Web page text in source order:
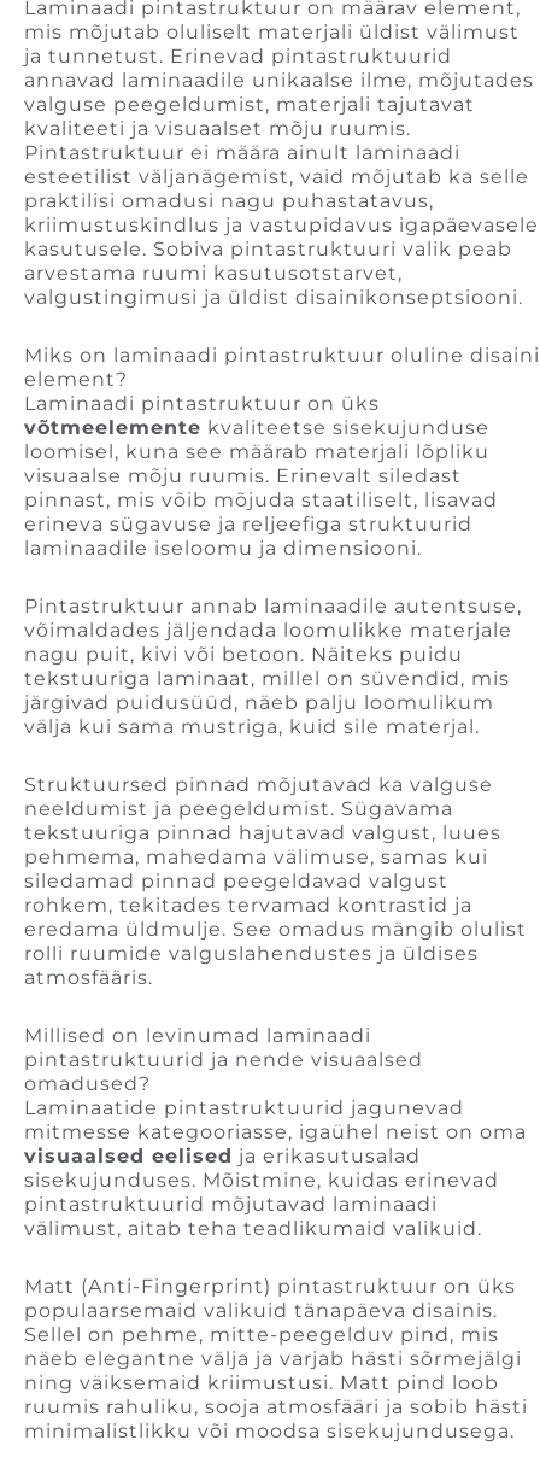
Laminaadi pintastruktuur on määrav element,
mis mõjutab oluliselt materjali üldist välimust
ja tunnetust. Erinevad pintastruktuurid
annavad laminaadile unikaalse ilme, mõjutades
valguse peegeldumist, materjali tajutavat
kvaliteeti ja visuaalset mõju ruumis.
Pintastruktuur ei määra ainult laminaadi
esteetilist väljanägemist, vaid mõjutab ka selle
praktilisi omadusi nagu puhastatavus,
kriimustuskindlus ja vastupidavus igapäevasele
kasutusele. Sobiva pintastruktuuri valik peab
arvestama ruumi kasutusotstarvet,
valgustingimusi ja üldist disainikonseptsiooni.
Miks on laminaadi pintastruktuur oluline disaini
element?
Laminaadi pintastruktuur on üks
võtmeelemente kvaliteetse sisekujunduse
loomisel, kuna see määrab materjali lõpliku
visuaalse mõju ruumis. Erinevalt siledast
pinnast, mis võib mõjuda staatiliselt, lisavad
erineva sügavuse ja reljeefiga struktuurid
laminaadile iseloomu ja dimensiooni.
Pintastruktuur annab laminaadile autentsuse,
võimaldades jäljendada loomulikke materjale
nagu puit, kivi või betoon. Näiteks puidu
tekstuuriga laminaat, millel on süvendid, mis
järgivad puidusüüd, näeb palju loomulikum
välja kui sama mustriga, kuid sile materjal.
Struktuursed pinnad mõjutavad ka valguse
neeldumist ja peegeldumist. Sügavama
tekstuuriga pinnad hajutavad valgust, luues
pehmema, mahedama välimuse, samas kui
siledamad pinnad peegeldavad valgust
rohkem, tekitades tervamad kontrastid ja
eredama üldmulje. See omadus mängib olulist
rolli ruumide valguslahendustes ja üldises
atmosfääris.
Millised on levinumad laminaadi
pintastruktuurid ja nende visuaalsed
omadused?
Laminaatide pintastruktuurid jagunevad
mitmesse kategooriasse, igaühel neist on oma
visuaalsed eelised ja erikasutusalad
sisekujunduses. Mõistmine, kuidas erinevad
pintastruktuurid mõjutavad laminaadi
välimust, aitab teha teadlikumaid valikuid.
Matt (Anti-Fingerprint) pintastruktuur on üks
populaarsemaid valikuid tänapäeva disainis.
Sellel on pehme, mitte-peegelduv pind, mis
näeb elegantne välja ja varjab hästi sõrmejälgi
ning väiksemaid kriimustusi. Matt pind loob
ruumis rahuliku, sooja atmosfääri ja sobib hästi
minimalistlikku või moodsa sisekujundusega.